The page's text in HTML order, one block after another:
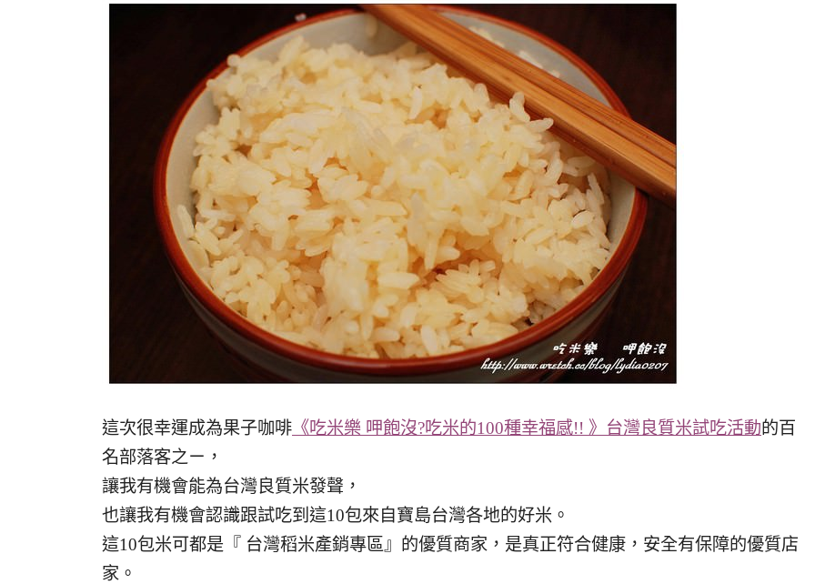
這次很幸運成為果子咖啡 《吃米樂 呷飽沒?吃米的100種幸福感!! 》台灣良質米試吃活動的百
名部落客之ㄧ，
讓我有機會能為台灣良質米發聲，
也讓我有機會認識跟試吃到這10包來自寶島台灣各地的好米。
這10包米可都是『 台灣稻米產銷專區』的優質商家，是真正符合健康，安全有保障的優質店
家。